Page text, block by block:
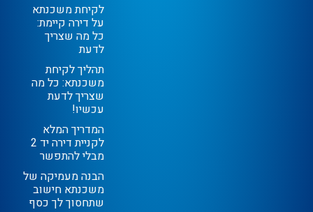
לקיחת משכנתא
על דירה קיימת:
כל מה שצריך
לדעת
תהליך לקיחת
משכנתא: כל מה
שצריך לדעת
עכשיו!
המדריך המלא
לקניית דירה יד 2
מבלי להתפשר
הבנה מעמיקה של
משכנתא חישוב
שתחסוך לך כסף